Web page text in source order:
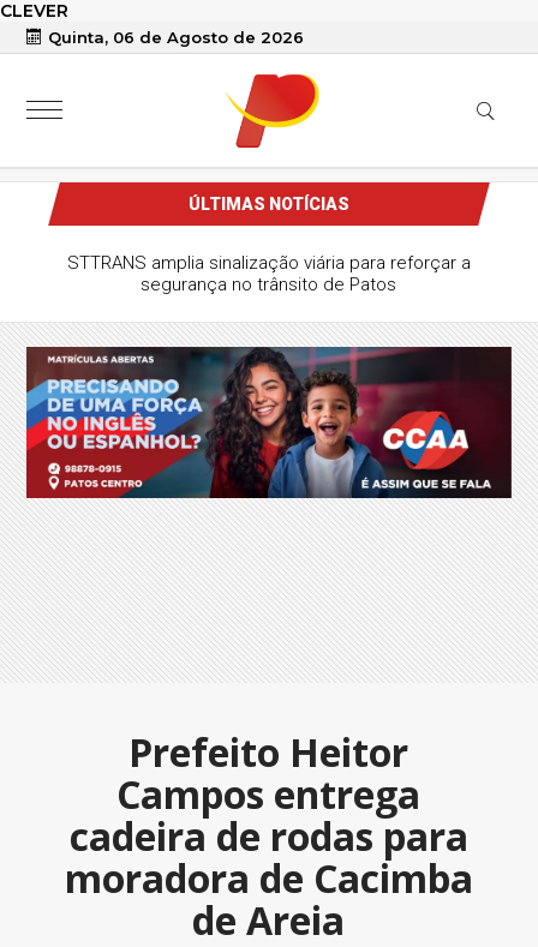
CLEVER
Quinta, 06 de Agosto de 2026
ÚLTIMAS NOTÍCIAS
STTRANS amplia sinalização viária para reforçar a
segurança no trânsito de Patos
Prefeito Heitor
Campos entrega
cadeira de rodas para
moradora de Cacimba
de Areia